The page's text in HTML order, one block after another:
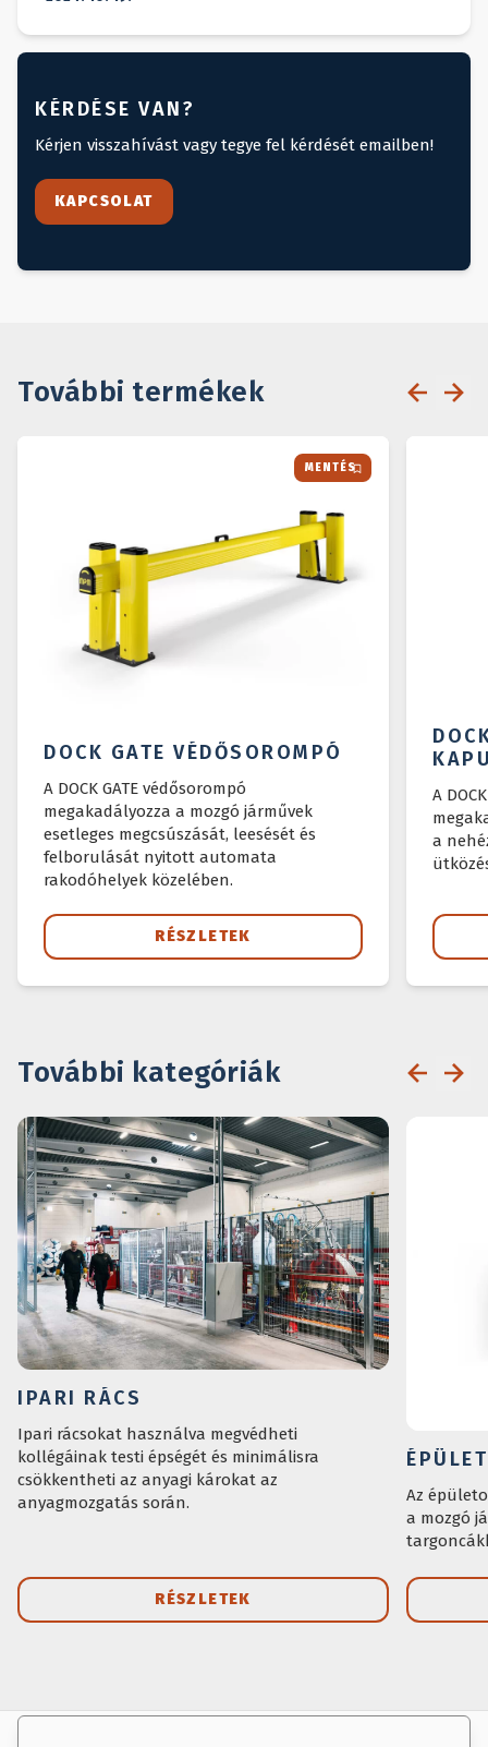
KÉRDÉSE VAN?
Kérjen visszahívást vagy tegye fel kérdését emailben!
KAPCSOLAT
További termékek
MENTÉS
DOCK GATE VÉDŐSOROMPÓ
A DOCK GATE védősorompó
megakadályozza a mozgó járművek
esetleges megcsúszását, leesését és
felborulását nyitott automata
rakodóhelyek közelében.
RÉSZLETEK
A
a
További kategóriák
IPARI RÁCS
Ipari rácsokat használva megvédheti
kollégáinak testi épségét és minimálisra
csökkentheti az anyagi károkat az
anyagmozgatás során.
RÉSZLETEK
Az
a mozgó